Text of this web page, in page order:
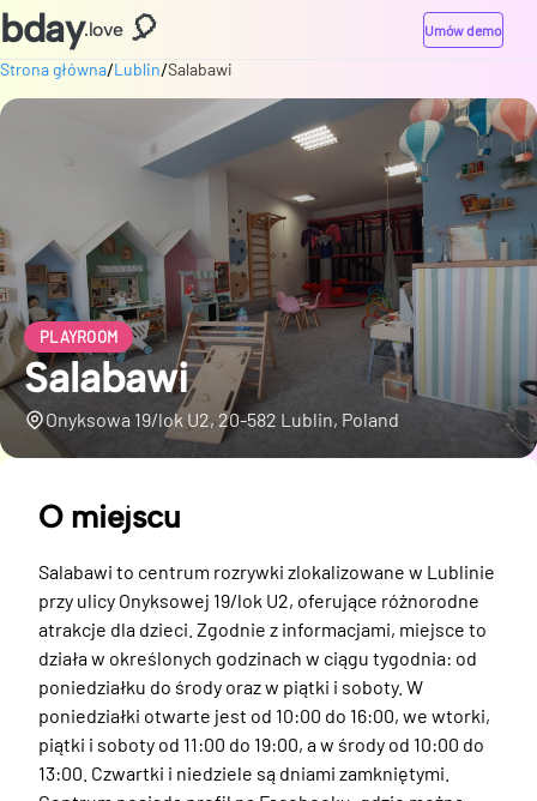
bday.love 🎈 Umów demo
Strona główna/Lublin/Salabawi
PLAYROOM
Salabawi
Onyksowa 19/lok U2, 20-582 Lublin, Poland
O miejscu
Salabawi to centrum rozrywki zlokalizowane w Lublinie
przy ulicy Onyksowej 19/lok U2, oferujące różnorodne
atrakcje dla dzieci. Zgodnie z informacjami, miejsce to
działa w określonych godzinach w ciągu tygodnia: od
poniedziałku do środy oraz w piątki i soboty. W
poniedziałki otwarte jest od 10:00 do 16:00, we wtorki,
piątki i soboty od 11:00 do 19:00, a w środy od 10:00 do
13:00. Czwartki i niedziele są dniami zamkniętymi.